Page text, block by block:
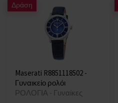
Δράση
Maserati R8851118502 -
Γυναικείο ρολόι
ΡΟΛΟΓΙΑ - Γυναίκες